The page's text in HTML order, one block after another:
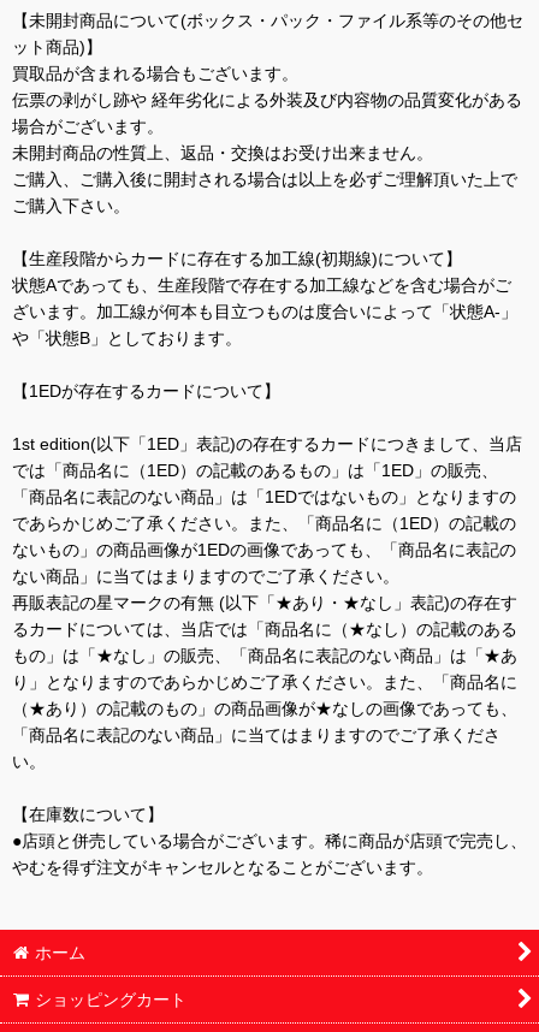
【未開封商品について(ボックス・パック・ファイル系等のその他セ
ット商品)】
買取品が含まれる場合もございます。
伝票の剥がし跡や 経年劣化による外装及び内容物の品質変化がある
場合がございます。
未開封商品の性質上、返品・交換はお受け出来ません。
ご購入、ご購入後に開封される場合は以上を必ずご理解頂いた上で
ご購入下さい。
【生産段階からカードに存在する加工線(初期線)について】
状態Aであっても、生産段階で存在する加工線などを含む場合がご
ざいます。加工線が何本も目立つものは度合いによって「状態A-」
や「状態B」としております。
【1EDが存在するカードについて】
1st edition(以下「1ED」表記)の存在するカードにつきまして、当店
では「商品名に（1ED）の記載のあるもの」は「1ED」の販売、
「商品名に表記のない商品」は「1EDではないもの」となりますの
であらかじめご了承ください。また、「商品名に（1ED）の記載の
ないもの」の商品画像が1EDの画像であっても、「商品名に表記の
ない商品」に当てはまりますのでご了承ください。
再販表記の星マークの有無 (以下「★あり・★なし」表記)の存在す
るカードについては、当店では「商品名に（★なし）の記載のある
もの」は「★なし」の販売、「商品名に表記のない商品」は「★あ
り」となりますのであらかじめご了承ください。また、「商品名に
（★あり）の記載のもの」の商品画像が★なしの画像であっても、
「商品名に表記のない商品」に当てはまりますのでご了承くださ
い。
【在庫数について】
●店頭と併売している場合がございます。稀に商品が店頭で完売し、
やむを得ず注文がキャンセルとなることがございます。
ホーム
ショッピングカート